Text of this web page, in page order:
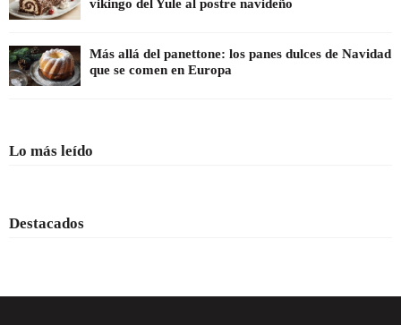
vikingo del Yule al postre navideño
Más allá del panettone: los panes dulces de Navidad
que se comen en Europa
Lo más leído
Destacados